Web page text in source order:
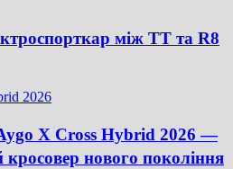
між TT та R8
X Cross Hybrid 2026 —
кросовер нового покоління